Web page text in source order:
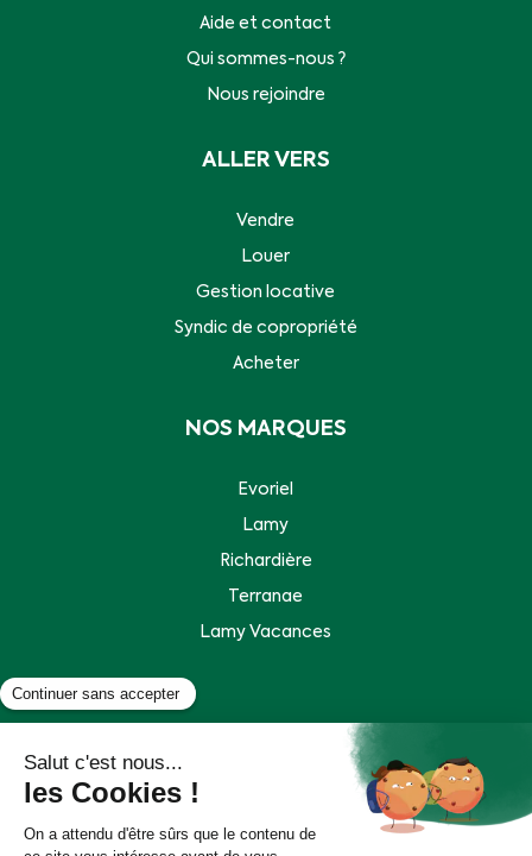
Aide et contact
Qui sommes-nous ?
Nous rejoindre
ALLER VERS
Vendre
Louer
Gestion locative
Syndic de copropriété
Acheter
NOS MARQUES
Evoriel
Lamy
Richardière
Terranae
Lamy Vacances
Mentions légales
Politique de données personnelles